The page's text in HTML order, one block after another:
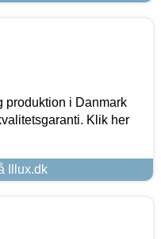
produktion i Danmark
Klik her
Illux.dk